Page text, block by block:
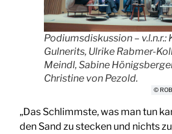
Podiumsdiskussion – v.l.n.r.:
Gulnerits, Ulrike Rabmer-
Meindl, Sabine
Christine von Pezold.
©
„Das Schlimmste, was man tun
den Sand zu stecken und nichts